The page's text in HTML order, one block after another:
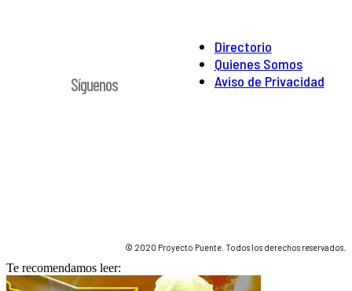
Directorio
Quienes Somos
Aviso de Privacidad
Síguenos
© 2020 Proyecto Puente. Todos los derechos reservados.
Te recomendamos leer: